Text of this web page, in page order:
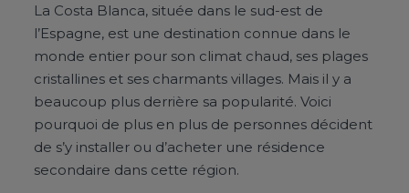
La Costa Blanca, située dans le sud-est de
l’Espagne, est une destination connue dans le
monde entier pour son climat chaud, ses plages
cristallines et ses charmants villages. Mais il y a
beaucoup plus derrière sa popularité. Voici
pourquoi de plus en plus de personnes décident
de s’y installer ou d’acheter une résidence
secondaire dans cette région.